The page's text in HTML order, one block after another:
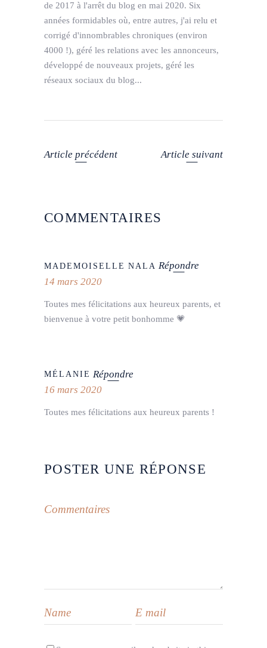
de 2017 à l'arrêt du blog en mai 2020. Six
années formidables où, entre autres, j'ai relu et
corrigé d'innombrables chroniques (environ
4000 !), géré les relations avec les annonceurs,
développé de nouveaux projets, géré les
réseaux sociaux du blog...
Article précédent Article suivant
COMMENTAIRES
MADEMOISELLE NALA Répondre
14 mars 2020
Toutes mes félicitations aux heureux parents, et
bienvenue à votre petit bonhomme 💗
MÉLANIE Répondre
16 mars 2020
Toutes mes félicitations aux heureux parents !
POSTER UNE RÉPONSE